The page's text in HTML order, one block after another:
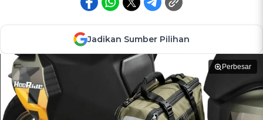
Jadikan Sumber Pilihan
Perbesar